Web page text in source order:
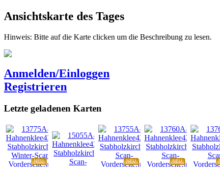
Ansichtskarte des Tages
Hinweis: Bitte auf die Karte clicken um die Beschreibung zu lesen.
Anmelden/Einloggen
Registrieren
Letzte geladenen Karten
NEU NEU NEU